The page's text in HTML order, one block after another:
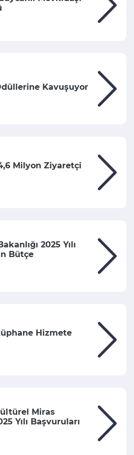
Kavuşuyor
Milyon Ziyaretçi
2025 Yılı
Bütçe
Hizmete
Miras
Yılı Başvuruları